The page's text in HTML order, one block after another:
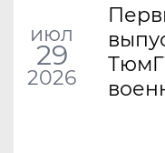
июл
29
2026